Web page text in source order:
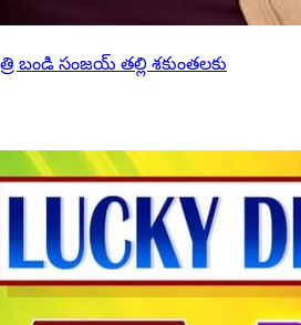
బండి సంజయ్ తల్లి శకుంతలకు